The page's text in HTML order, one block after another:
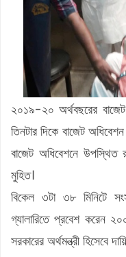
২০১৯-২০ অর্থবছরের
তিনটার দিকে বাজেট
বাজেট অধিবেশনে উপস্থিত
মুহিত।
বিকেল ৩টা ৩৮ মিনিটে
গ্যালারিতে প্রবেশ করেন
সরকারের অর্থমন্ত্রী